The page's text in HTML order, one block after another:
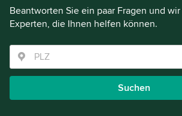
Beantworten Sie ein paar Fragen und
Experten, die Ihnen helfen können.
Suchen